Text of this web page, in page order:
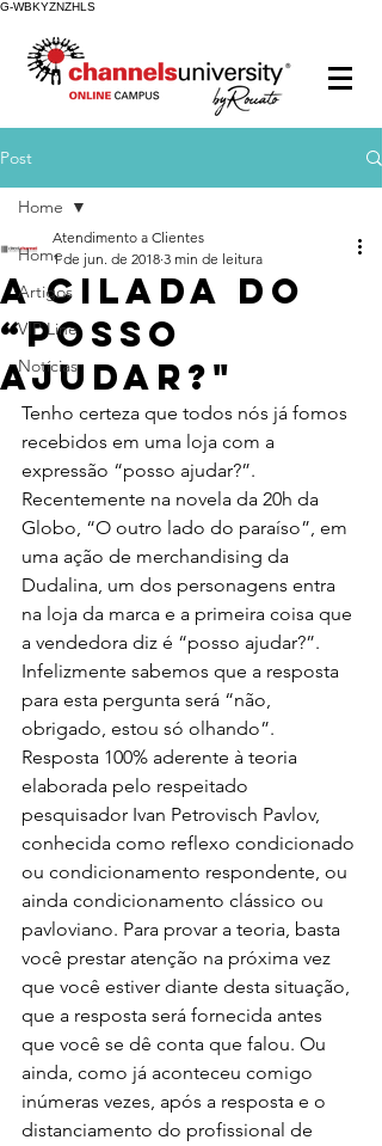
G-WBKYZNZHLS
Post
Home
Artigos
VIP Line
Notícias
Home
A cilada do
“posso
ajudar?"
Atendimento a Clientes
1 de jun. de 2018 3 min de leitura
Tenho certeza que todos nós já fomos
recebidos em uma loja com a
expressão “posso ajudar?”.
Recentemente na novela da 20h da
Globo, “O outro lado do paraíso”, em
uma ação de merchandising da
Dudalina, um dos personagens entra
na loja da marca e a primeira coisa que
a vendedora diz é “posso ajudar?”.
Infelizmente sabemos que a resposta
para esta pergunta será “não,
obrigado, estou só olhando”.
Resposta 100% aderente à teoria
elaborada pelo respeitado
pesquisador Ivan Petrovisch Pavlov,
conhecida como reflexo condicionado
ou condicionamento respondente, ou
ainda condicionamento clássico ou
pavloviano. Para provar a teoria, basta
você prestar atenção na próxima vez
que você estiver diante desta situação,
que a resposta será fornecida antes
que você se dê conta que falou. Ou
ainda, como já aconteceu comigo
inúmeras vezes, após a resposta e o
distanciamento do profissional de